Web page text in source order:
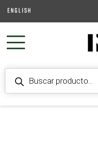
ENGLISH
GARANTÍAS CONTACTO
PRODUCTS
posibles
3.COLOCAR LAS
Coloque las
tubería.
estén